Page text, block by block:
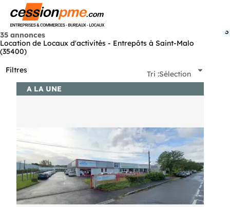
35 annonces
Location de Locaux d'activités - Entrepôts à Saint-Malo
(35400)
Filtres
3
Tri :Sélection
A LA UNE